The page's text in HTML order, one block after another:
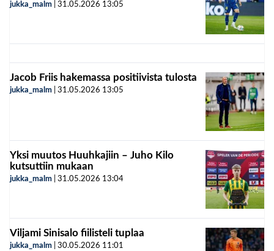
jukka_malm 31.05.2026 13:05
Jacob Friis hakemassa positiivista tulosta
jukka_malm 31.05.2026 13:05
Yksi muutos Huuhkajiin – Juho Kilo
kutsuttiin mukaan
jukka_malm 31.05.2026 13:04
Viljami Sinisalo fiilisteli tuplaa
jukka_malm 30.05.2026 11:01